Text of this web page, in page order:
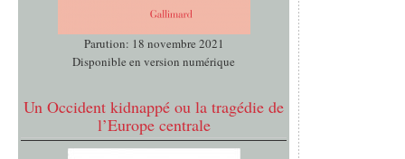
Parution: 18 novembre 2021
Disponible en version numérique
Un Occident kidnappé ou la tragédie de
l’Europe centrale